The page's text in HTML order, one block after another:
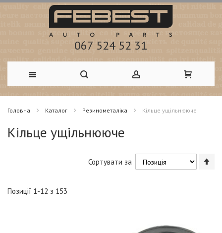
067 524 52 31
Skip
to
Content
Головна Каталог Резинометаліка Кільце ущільнююче
Кільце ущільнююче
Позиції 1-12 з 153
Сортувати за